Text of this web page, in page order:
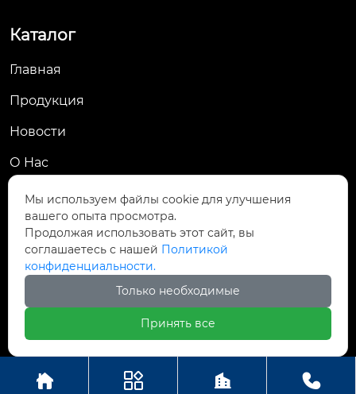
Каталог
Главная
Продукция
Новости
О Hас
Контакты
Контакты

Деревня Гуаньцзячжуан, улица Ванлю, район
Вэйчэн, город Вэйфан
 +86-13002781949
Авторское право© ООО Вэйфан Дэхуа
   
Мы используем файлы cookie для улучшения
вашего опыта просмотра.
Продолжая использовать этот сайт, вы
соглашаетесь с нашей Политикой
конфиденциальности.
Только необходимые
Принять все